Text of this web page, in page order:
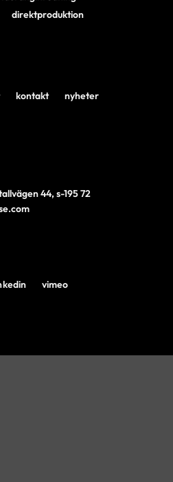
direktproduktion
kontakt
nyheter
44, s-195 72
vimeo